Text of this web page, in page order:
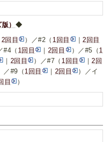
） ◆
2回目 ）／#2（ 1回目 ｜2回目
#4（ 1回目 ｜ 2回目 ）／#5（ 1
｜ 2回目 ）／#7（ 1回目 ｜2回
／#9（ 1回目 ｜ 2回目
）／イ
目 ）